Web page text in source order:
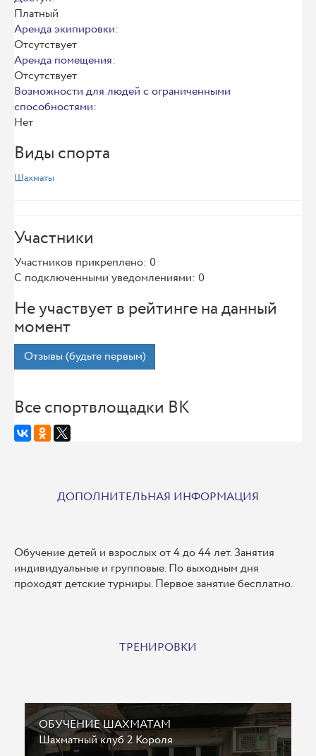
Платный
Аренда экипировки:
Отсутствует
Аренда помещения:
Отсутствует
Возможности для людей с ограниченными
способностями:
Нет
Виды спорта
Шахматы
Участники
Участников прикреплено: 0
С подключенными уведомлениями: 0
Не участвует в рейтинге на данный
момент
Отзывы (будьте первым)
Все спортвлощадки ВК
ДОПОЛНИТЕЛЬНАЯ ИНФОРМАЦИЯ
Обучение детей и взрослых от 4 до 44 лет. Занятия
индивидуальные и групповые. По выходным дня
проходят детские турниры. Первое занятие бесплатно.
ТРЕНИРОВКИ
ОБУЧЕНИЕ ШАХМАТАМ
Шахматный клуб 2 Короля